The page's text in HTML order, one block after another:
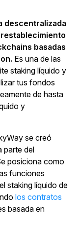
descentralizada
basadas
Es una de las
staking líquido y
tus fondos
de hasta
y
se creó
parte del
posiciona como
funciones
staking líquido de
los contratos
basada en